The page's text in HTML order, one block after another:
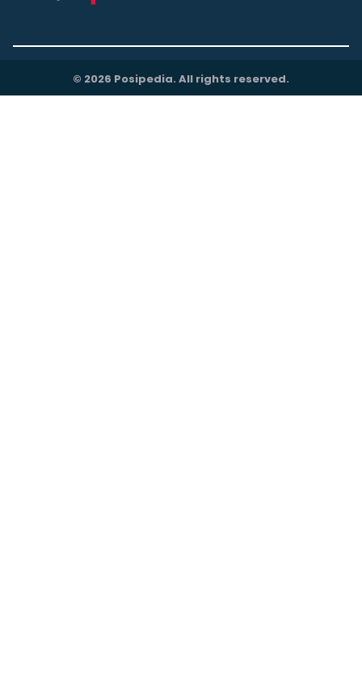
© 2026 Posipedia. All rights reserved.